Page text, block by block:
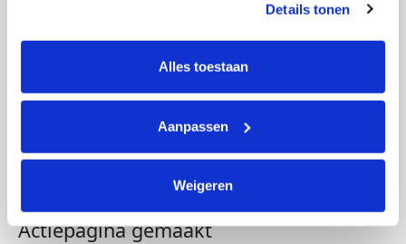
tonen. Je kunt je toestemming op elk moment wijzigen of
intrekken via Cookie instellingen onderaan de pagina. De
lijst met cookies is te vinden in het tabblad “details”.
Details tonen
Alles toestaan
Aanpassen
Weigeren
Actiepagina gemaakt